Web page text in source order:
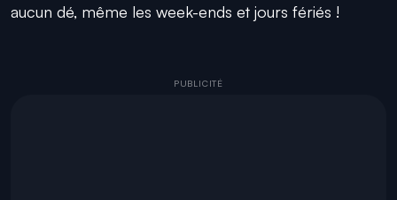
aucun dé, même les week-ends et jours fériés !